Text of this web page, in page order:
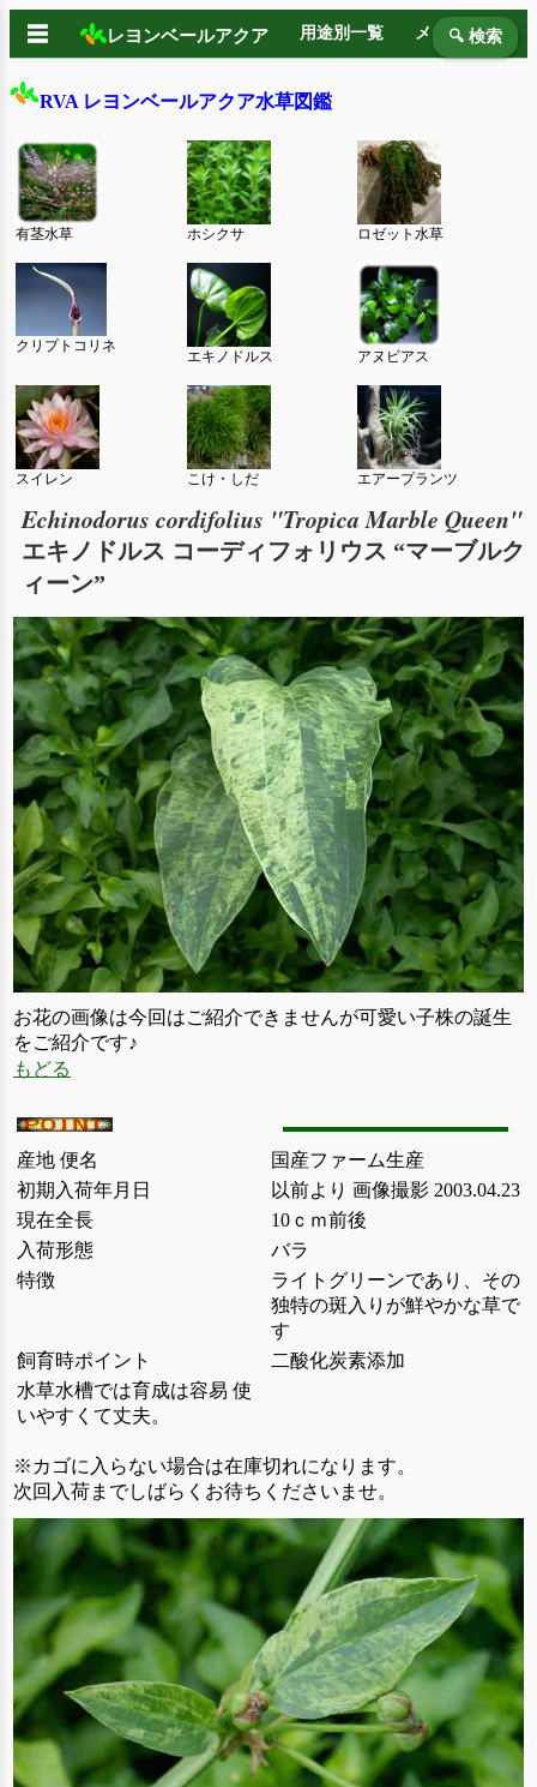
☰ レヨンベールアクア 用途別一覧 メーカー別
🔍 検索
RVA レヨンベールアクア水草図鑑
有茎水草 ホシクサ ロゼット水草
クリプトコリネ
エキノドルス アヌビアス
スイレン こけ・しだ エアープランツ
Echinodorus cordifolius "Tropica Marble Queen"
エキノドルス コーディフォリウス “マーブルク
ィーン”
お花の画像は今回はご紹介できませんが可愛い子株の誕生
をご紹介です♪
もどる
産地 便名
国産ファーム生産
初期入荷年月日
以前より 画像撮影 2003.04.23
現在全長
10ｃｍ前後
入荷形態
バラ
特徴
ライトグリーンであり、その
独特の斑入りが鮮やかな草で
す
飼育時ポイント
二酸化炭素添加
水草水槽では育成は容易 使
いやすくて丈夫。
※カゴに入らない場合は在庫切れになります。
次回入荷までしばらくお待ちくださいませ。